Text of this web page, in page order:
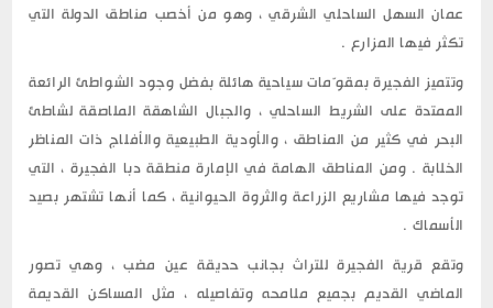
عمان السهل الساحلي الشرقي ، وهو من أخصب مناطق الدولة التي
تكثر فيها المزارع .
وتتميز الفجيرة بمقوّمات سياحية هائلة بفضل وجود الشواطئ الرائعة
الممتدة على الشريط الساحلي ، والجبال الشاهقة الملاصقة لشاطئ
البحر في كثير من المناطق ، والأودية الطبيعية والأفلاج ذات المناظر
الخلابة . ومن المناطق الهامة في الإمارة منطقة دبا الفجيرة ، التي
توجد فيها مشاريع الزراعة والثروة الحيوانية ، كما أنها تشتهر بصيد
الأسماك .
وتقع قرية الفجيرة للتراث بجانب حديقة عين مضب ، وهي تصور
الماضي القديم بجميع ملامحه وتفاصيله ، مثل المساكن القديمة